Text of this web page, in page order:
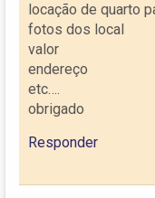
locação de quarto
fotos dos local
valor
endereço
etc….
obrigado
Responder